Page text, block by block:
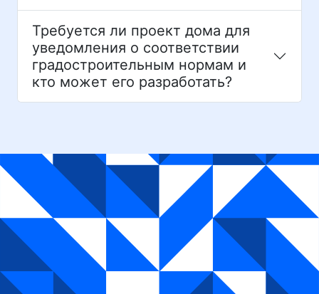
Требуется ли проект дома для
уведомления о соответствии
градостроительным нормам и
кто может его разработать?